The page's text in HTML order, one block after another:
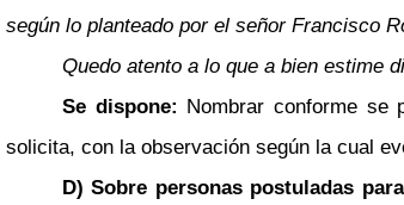
según lo planteado por el señor Francisco
Quedo atento a lo que a bien estime
Se dispone: Nombrar conforme se
solicita, con la observación según la cual
D) Sobre personas postuladas